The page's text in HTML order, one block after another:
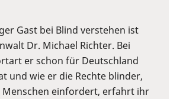
Gast bei Blind verstehen ist
Dr. Michael Richter. Bei
er schon für Deutschland
und wie er die Rechte blinder,
einfordert, erfahrt ihr